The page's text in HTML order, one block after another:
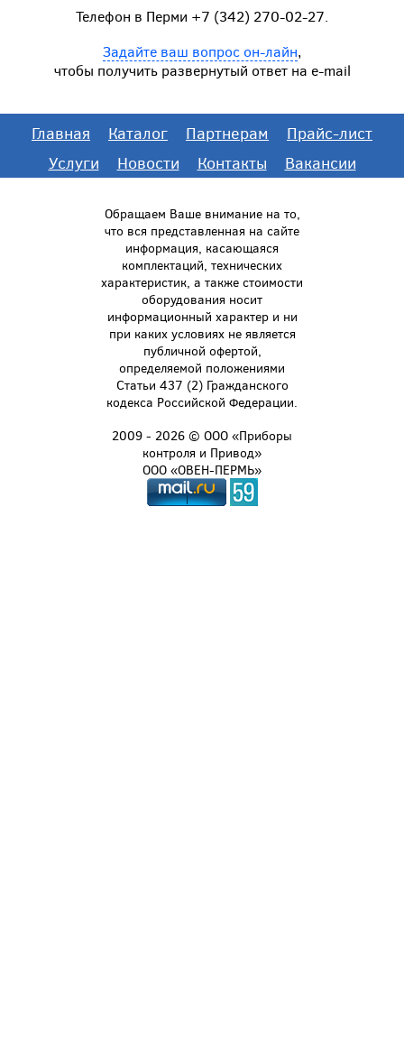
Телефон в Перми +7 (342) 270-02-27.
Задайте ваш вопрос он-лайн,
чтобы получить развернутый ответ на e-mail
Главная Каталог Партнерам
Прайс-лист
Услуги
Новости Контакты Вакансии
Обращаем Ваше внимание на то,
что вся представленная на сайте
информация, касающаяся
комплектаций, технических
характеристик, а также стоимости
оборудования носит
информационный характер и ни
при каких условиях не является
публичной офертой,
определяемой положениями
Статьи 437 (2) Гражданского
кодекса Российской Федерации.
2009 - 2026 © ООО «Приборы
контроля и Привод»
ООО «ОВЕН-ПЕРМЬ»